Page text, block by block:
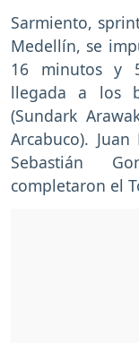
Sarmiento,
Medellín, se
16 minutos y
llegada a los
(Sundark
Arcabuco).
Sebastián
completaron el